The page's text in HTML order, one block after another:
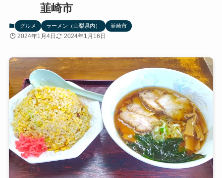
韮崎市
グルメ ラーメン（山梨県内） 韮崎市
2024年1月4日 2024年1月16日